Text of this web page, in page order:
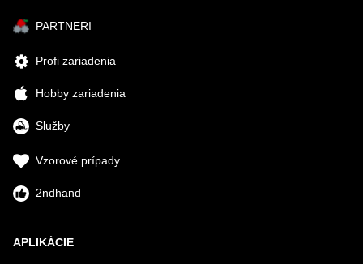
PARTNERI
Profi zariadenia
Hobby zariadenia
Služby
Vzorové prípady
2ndhand
APLIKÁCIE